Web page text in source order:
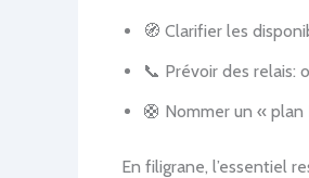
🧭 Clarifier les
📞 Prévoir des relais:
🛟 Nommer un « plan
En filigrane, l’essentiel